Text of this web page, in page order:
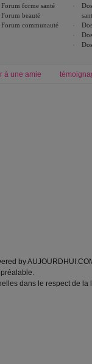
Forum forme santé
Forum beauté
Forum communauté
à une amie
by
dans le respect de